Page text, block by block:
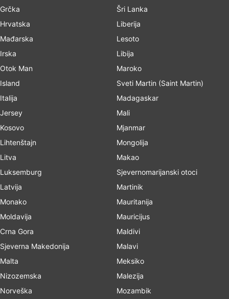
Grčka
Hrvatska
Mađarska
Irska
Otok Man
Island
Italija
Jersey
Kosovo
Lihtenštajn
Litva
Luksemburg
Latvija
Monako
Moldavija
Crna Gora
Sjeverna Makedonija
Malta
Nizozemska
Norveška
Šri Lanka
Liberija
Lesoto
Libija
Maroko
Sveti Martin (Saint Martin)
Madagaskar
Mali
Mjanmar
Mongolija
Makao
Sjevernomarijanski otoci
Martinik
Mauritanija
Mauricijus
Maldivi
Malavi
Meksiko
Malezija
Mozambik